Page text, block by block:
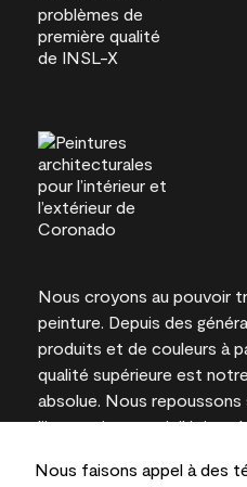
Nous faisons appel à des
Nous croyons au pouvoir
peinture. Depuis des
produits et de couleurs à
qualité supérieure est
absolue. Nous
l’innovation et privilégions
l’expertise locale.